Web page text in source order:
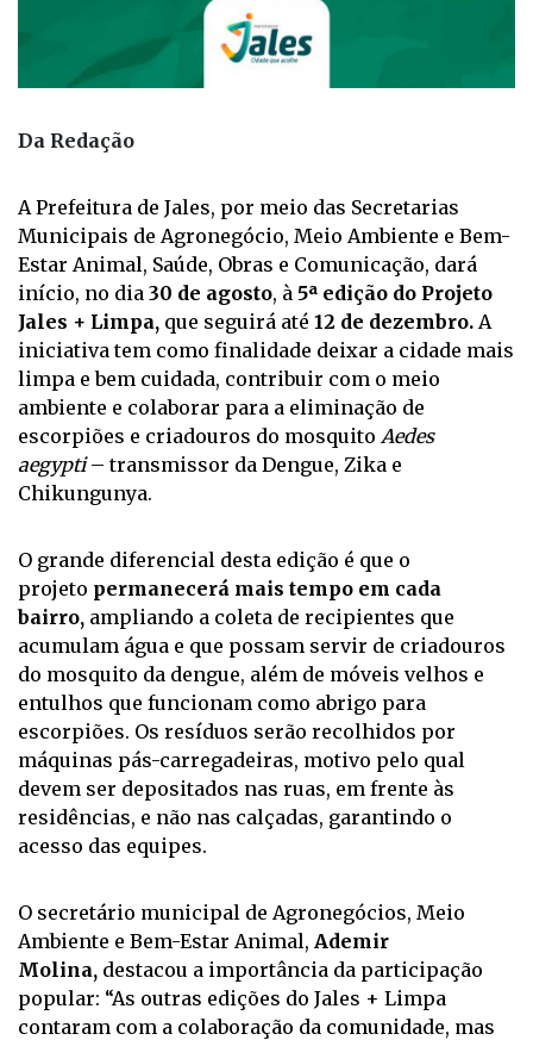
Da Redação
A Prefeitura de Jales, por meio das Secretarias
Municipais de Agronegócio, Meio Ambiente e Bem-
Estar Animal, Saúde, Obras e Comunicação, dará
início, no dia 30 de agosto, à 5ª edição do Projeto
Jales + Limpa, que seguirá até 12 de dezembro. A
iniciativa tem como finalidade deixar a cidade mais
limpa e bem cuidada, contribuir com o meio
ambiente e colaborar para a eliminação de
escorpiões e criadouros do mosquito Aedes
aegypti– transmissor da Dengue, Zika e
Chikungunya.
O grande diferencial desta edição é que o
projeto permanecerá mais tempo em cada
bairro, ampliando a coleta de recipientes que
acumulam água e que possam servir de criadouros
do mosquito da dengue, além de móveis velhos e
entulhos que funcionam como abrigo para
escorpiões. Os resíduos serão recolhidos por
máquinas pás-carregadeiras, motivo pelo qual
devem ser depositados nas ruas, em frente às
residências, e não nas calçadas, garantindo o
acesso das equipes.
O secretário municipal de Agronegócios, Meio
Ambiente e Bem-Estar Animal, Ademir
Molina, destacou a importância da participação
popular: “As outras edições do Jales + Limpa
contaram com a colaboração da comunidade, mas